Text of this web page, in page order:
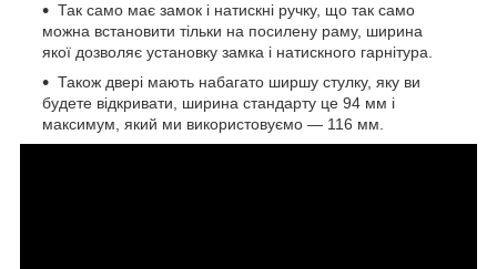
Так само має замок і натискні ручку, що так само
можна встановити тільки на посилену раму, ширина
якої дозволяє установку замка і натискного гарнітура.
Також двері мають набагато ширшу стулку, яку ви
будете відкривати, ширина стандарту це 94 мм і
максимум, який ми використовуємо ― 116 мм.